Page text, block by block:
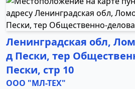
Ленинградская обл,
д Пески, тер
Пески, стр 10
ООО "МЛ-ТЕХ"